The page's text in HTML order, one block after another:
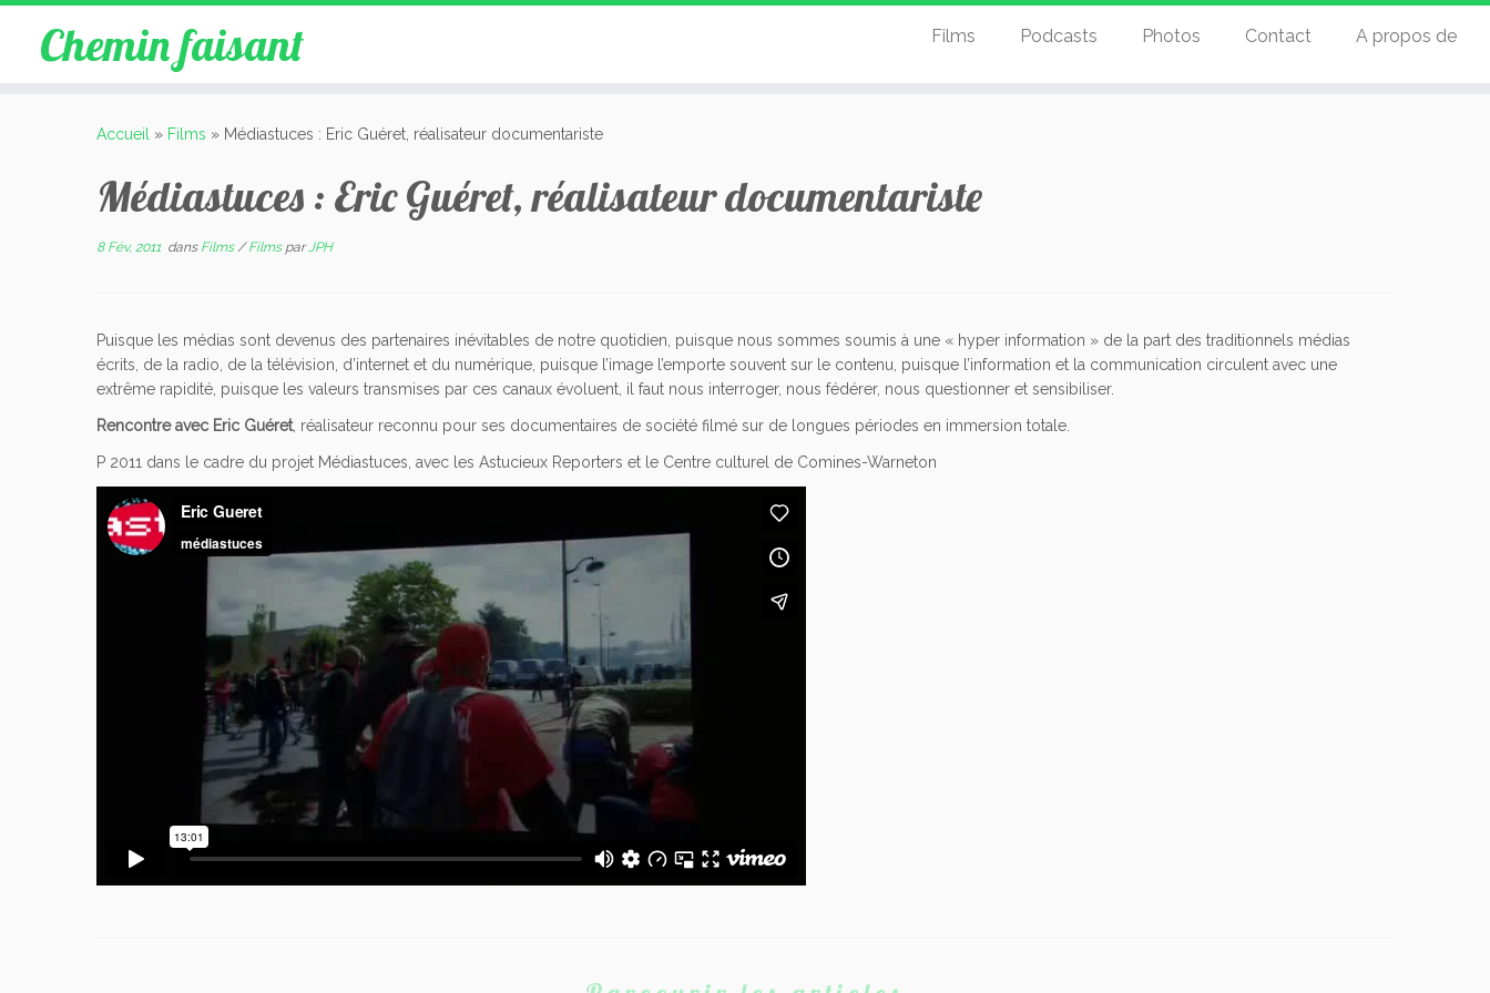
Chemin faisant Films Podcasts Photos Contact A propos de
Accueil » Films » Médiastuces : Eric Guéret, réalisateur documentariste
Médiastuces : Eric Guéret, réalisateur documentariste
8 Fév, 2011 dans Films/Films parJPH
Puisque les médias sont devenus des partenaires inévitables de notre quotidien, puisque nous sommes soumis à une « hyper information » de la part des traditionnels médias
écrits, de la radio, de la télévision, d’internet et du numérique, puisque l’image l’emporte souvent sur le contenu, puisque l’information et la communication circulent avec une
extrême rapidité, puisque les valeurs transmises par ces canaux évoluent, il faut nous interroger, nous fédérer, nous questionner et sensibiliser.
Rencontre avec Eric Guéret, réalisateur reconnu pour ses documentaires de société filmé sur de longues périodes en immersion totale.
P 2011 dans le cadre du projet Médiastuces, avec les Astucieux Reporters et le Centre culturel de Comines-Warneton